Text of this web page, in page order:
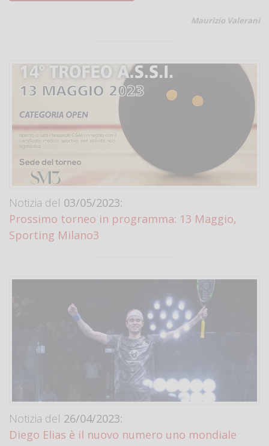
Maurizio Valerani
Notizia del 03/05/2023:
Prossimo torneo in programma: 13 Maggio,
Sporting Milano3
Notizia del 26/04/2023:
Diego Elias è il nuovo numero uno mondiale